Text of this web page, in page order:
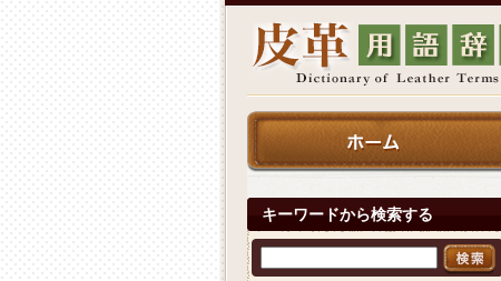
キーワードから検索する